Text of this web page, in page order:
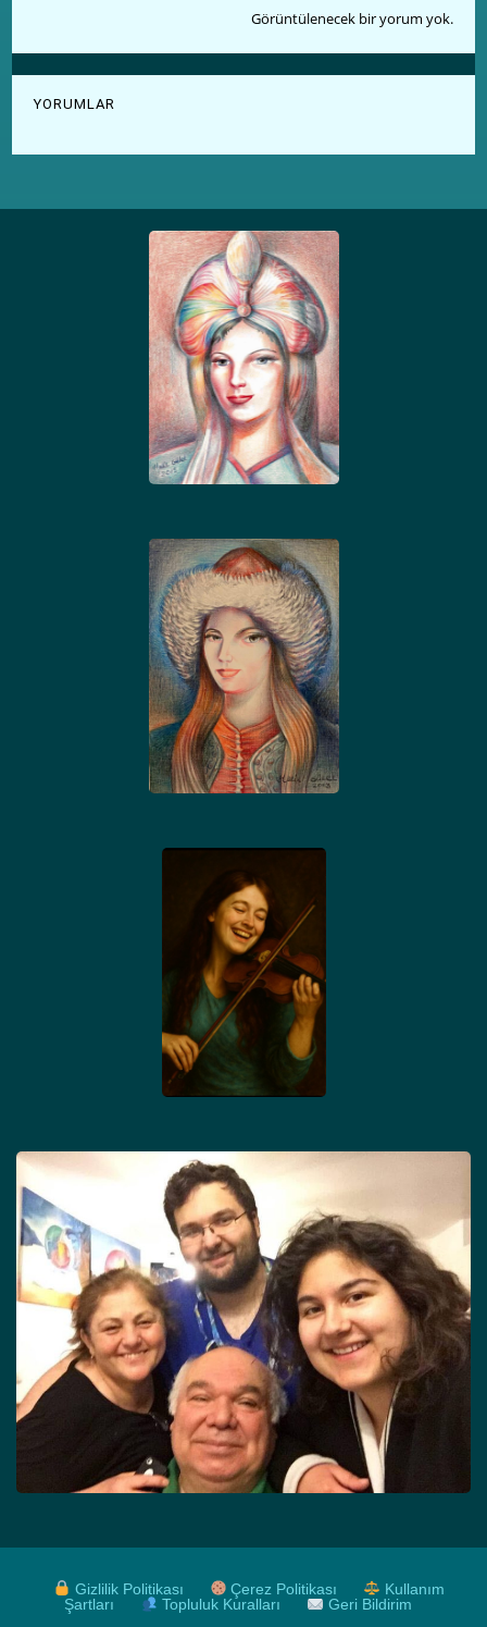
Görüntülenecek bir yorum yok.
YORUMLAR
Gizlilik Politikası Çerez Politikası
Kullanım
Şartları
Topluluk Kuralları Geri Bildirim